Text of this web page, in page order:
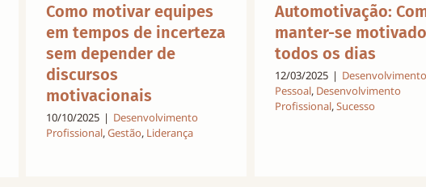
Como motivar equipes
em tempos de incerteza
sem depender de
discursos
motivacionais
10/10/2025 | Desenvolvimento
Profissional,Gestão, Liderança
Automotivação:
manter-se motivado
todos os dias
12/03/2025 | Desenvolvimento
Pessoal, Desenvolvimento
Profissional,Sucesso